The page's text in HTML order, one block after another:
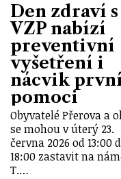
Den zdraví s
VZP nabízí
preventivní
vyšetření i
nácvik první
pomoci
Obyvatelé Přerova a
se mohou v úterý 23.
června 2026 od 13:00
18:00 zastavit na
T.…